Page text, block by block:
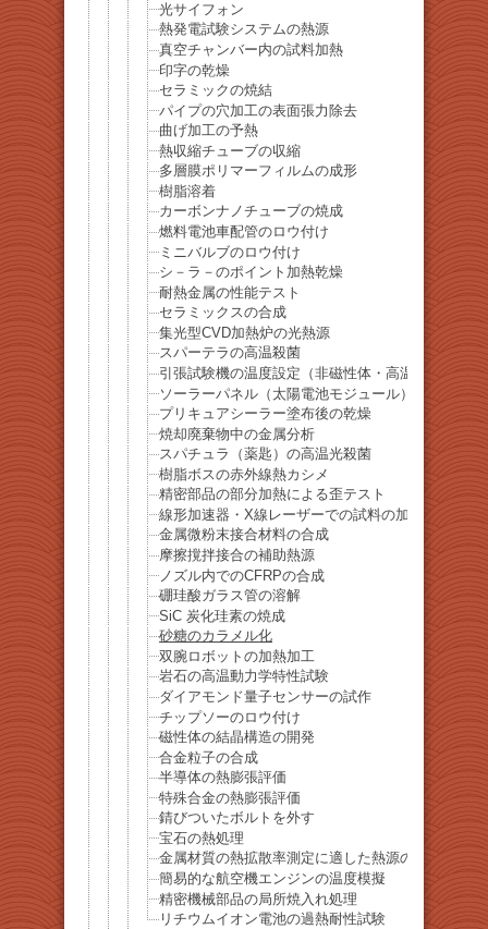
光サイフォン
熱発電試験システムの熱源
真空チャンバー内の試料加熱
印字の乾燥
セラミックの焼結
パイプの穴加工の表面張力除去
曲げ加工の予熱
熱収縮チューブの収縮
多層膜ポリマーフィルムの成形
樹脂溶着
カーボンナノチューブの焼成
燃料電池車配管のロウ付け
ミニバルブのロウ付け
シ－ラ－のポイント加熱乾燥
耐熱金属の性能テスト
セラミックスの合成
集光型CVD加熱炉の光熱源
スパーテラの高温殺菌
引張試験機の温度設定（非磁性体・高温素材）
ソーラーパネル（太陽電池モジュール）の精密検査
プリキュアシーラー塗布後の乾燥
焼却廃棄物中の金属分析
スパチュラ（薬匙）の高温光殺菌
樹脂ボスの赤外線熱カシメ
精密部品の部分加熱による歪テスト
線形加速器・X線レーザーでの試料の加熱
金属微粉末接合材料の合成
摩擦撹拌接合の補助熱源
ノズル内でのCFRPの合成
硼珪酸ガラス管の溶解
SiC 炭化珪素の焼成
砂糖のカラメル化
双腕ロボットの加熱加工
岩石の高温動力学特性試験
ダイアモンド量子センサーの試作
チップソーのロウ付け
磁性体の結晶構造の開発
合金粒子の合成
半導体の熱膨張評価
特殊合金の熱膨張評価
錆びついたボルトを外す
宝石の熱処理
金属材質の熱拡散率測定に適した熱源の選定
簡易的な航空機エンジンの温度模擬
精密機械部品の局所焼入れ処理
リチウムイオン電池の過熱耐性試験